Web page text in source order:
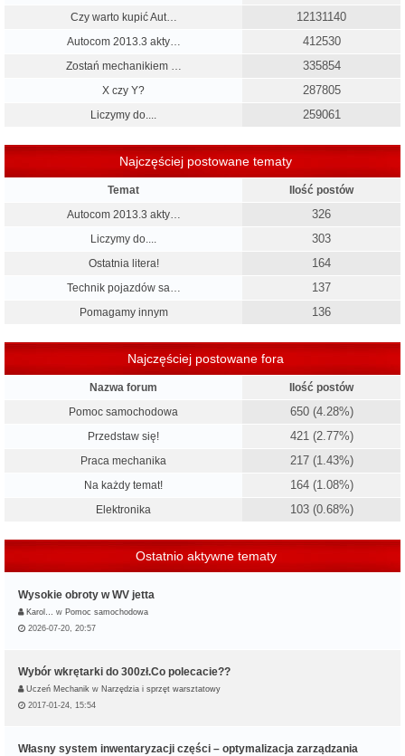
Czy warto kupić Aut…
12131140
Autocom 2013.3 akty… 412530
Zostań mechanikiem … 335854
X czy Y? 287805
Liczymy do.... 259061
Najczęściej postowane tematy
Temat
Ilość postów
Autocom 2013.3 akty…
326
Liczymy do.... 303
Ostatnia litera! 164
Technik pojazdów sa… 137
Pomagamy innym 136
Najczęściej postowane fora
Nazwa forum
Ilość postów
Pomoc samochodowa
650 (4.28%)
Przedstaw się! 421 (2.77%)
Praca mechanika 217 (1.43%)
Na każdy temat! 164 (1.08%)
Elektronika 103 (0.68%)
Ostatnio aktywne tematy
Wysokie obroty w WV jetta
Karol… w Pomoc samochodowa
2026-07-20, 20:57
Wybór wkrętarki do 300zł.Co polecacie??
Uczeń Mechanik w Narzędzia i sprzęt warsztatowy
2017-01-24, 15:54
Własny system inwentaryzacji części – optymalizacja zarządzania